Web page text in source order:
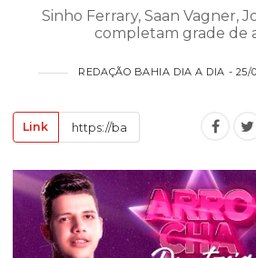
Sinho Ferrary, Saan Vagner,
completam grade de
REDAÇÃO BAHIA DIA A DIA - 25/
Link